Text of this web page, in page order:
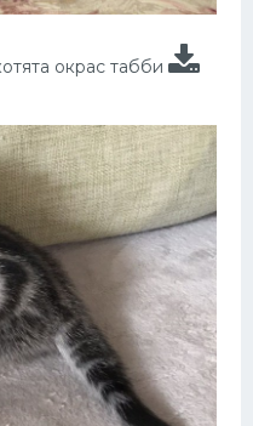
окрас табби